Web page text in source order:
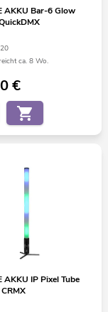
AKKU Bar-6 Glow
ca. 8 Wo.
€
AKKU IP Pixel Tube